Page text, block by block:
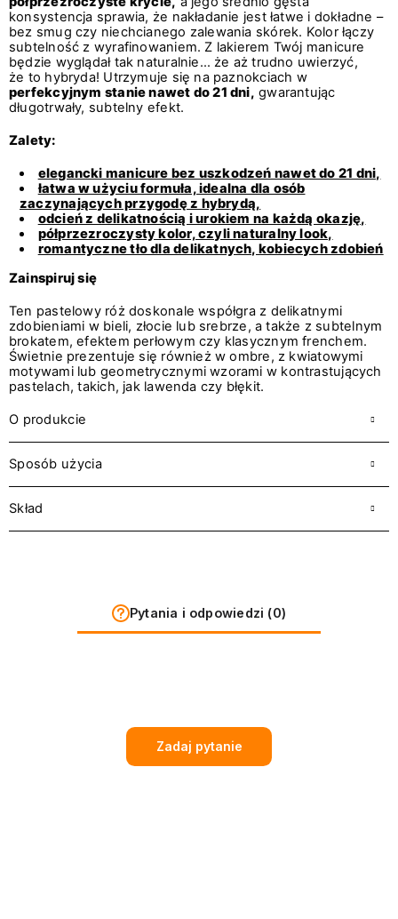
konsystencja sprawia, że nakładanie jest łatwe i dokładne –
bez smug czy niechcianego zalewania skórek. Kolor łączy
subtelność z wyrafinowaniem. Z lakierem Twój manicure
będzie wyglądał tak naturalnie… że aż trudno uwierzyć,
że to hybryda! Utrzymuje się na paznokciach w
perfekcyjnym stanie nawet do 21 dni, gwarantując
długotrwały, subtelny efekt.
Zalety:
elegancki manicure bez uszkodzeń nawet do 21 dni,
łatwa w użyciu formuła, idealna dla osób
zaczynających przygodę z hybrydą,
odcień z delikatnością i urokiem na każdą okazję,
półprzezroczysty kolor, czyli naturalny look,
romantyczne tło dla delikatnych, kobiecych zdobień
Zainspiruj się
Ten pastelowy róż doskonale współgra z delikatnymi
zdobieniami w bieli, złocie lub srebrze, a także z subtelnym
brokatem, efektem perłowym czy klasycznym frenchem.
Świetnie prezentuje się również w ombre, z kwiatowymi
motywami lub geometrycznymi wzorami w kontrastujących
pastelach, takich, jak lawenda czy błękit.
O produkcie
Sposób użycia
Skład
Pytania i odpowiedzi (0)
Zadaj pytanie